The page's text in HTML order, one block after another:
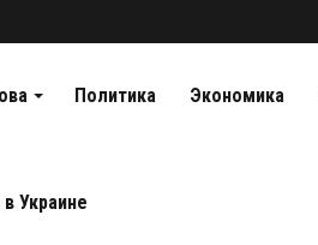
Политика Экономика
Украине